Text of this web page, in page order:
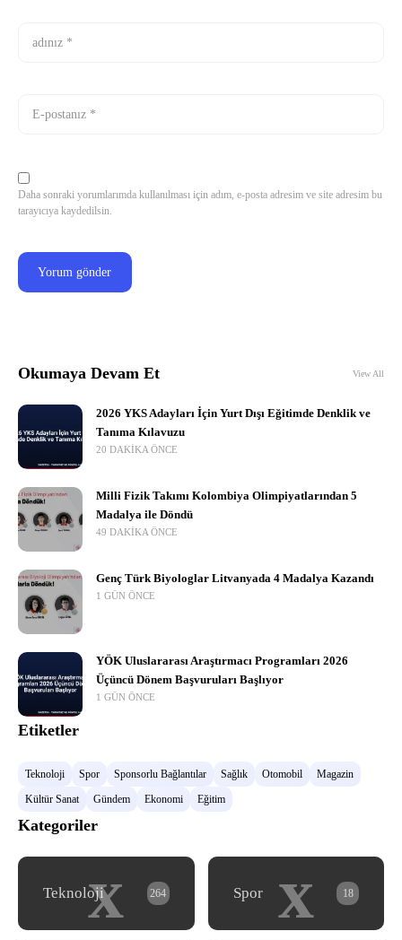
Daha sonraki yorumlarımda kullanılması için adım, e-posta adresim ve site adresim bu
tarayıcıya kaydedilsin.
Okumaya Devam Et View All
2026 YKS Adayları İçin Yurt Dışı Eğitimde Denklik ve
Tanıma Kılavuzu
20 DAKIKA ÖNCE
Milli Fizik Takımı Kolombiya Olimpiyatlarından 5
Madalya ile Döndü
49 DAKIKA ÖNCE
Genç Türk Biyologlar Litvanyada 4 Madalya Kazandı
1 GÜN ÖNCE
YÖK Uluslararası Araştırmacı Programları 2026
Üçüncü Dönem Başvuruları Başlıyor
1 GÜN ÖNCE
Etiketler
Teknoloji Spor Sponsorlu Bağlantılar Sağlık Otomobil
Magazin
Kültür Sanat
Gündem Ekonomi Eğitim
Kategoriler
x
Teknoloji 264 x
Spor 18